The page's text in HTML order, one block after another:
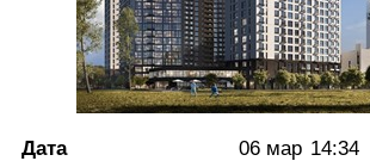
Дата 06 мар 14:34